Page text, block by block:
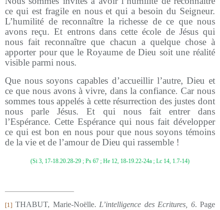
ce qui est fragile en nous et qui a besoin du Seigneur.
L’humilité de reconnaître la richesse de ce que nous
avons reçu. Et entrons dans cette école de Jésus qui
nous fait reconnaître que chacun a quelque chose à
apporter pour que le Royaume de Dieu soit une réalité
visible parmi nous.
Que nous soyons capables d’accueillir l’autre, Dieu et
ce que nous avons à vivre, dans la confiance. Car nous
sommes tous appelés à cette résurrection des justes dont
nous parle Jésus. Et qui nous fait entrer dans
l’Espérance. Cette Espérance qui nous fait développer
ce qui est bon en nous pour que nous soyons témoins
de la vie et de l’amour de Dieu qui rassemble !
(Si 3, 17-18.20.28-29 ; Ps 67 ; He 12, 18-19.22-24a ; Lc 14, 1.7-14)
[1] THABUT, Marie-Noëlle. L’intelligence des Ecritures, 6. Page